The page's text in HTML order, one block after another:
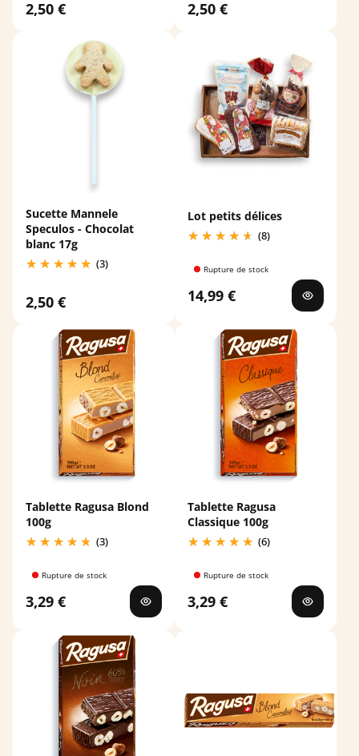
2,50 € 2,50 €
Sucette Mannele
Speculos - Chocolat
blanc 17g
(3)
2,50 €
Lot petits délices
(8)
Rupture de stock
14,99 €
Tablette Ragusa Blond
100g
(3)
Rupture de stock
3,29 €
Tablette Ragusa
Classique 100g
(6)
Rupture de stock
3,29 €